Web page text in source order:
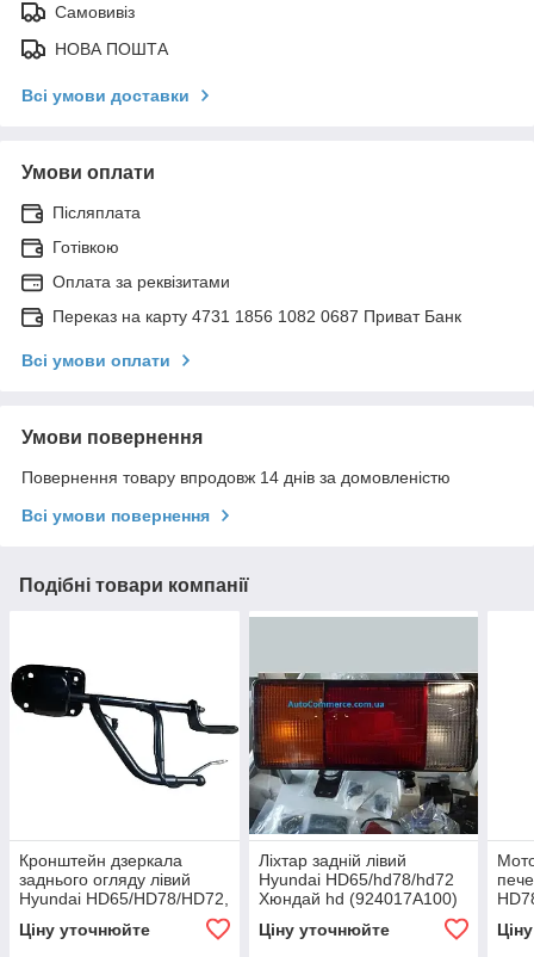
Самовивіз
НОВА ПОШТА
Всі умови доставки
Умови оплати
Післяплата
Готівкою
Оплата за реквізитами
Переказ на карту 4731 1856 1082 0687 Приват Банк
Всі умови оплати
Умови повернення
Повернення товару впродовж 14 днів за домовленістю
Всі умови повернення
Подібні товари компанії
Кронштейн дзеркала
заднього огляду лівий
Hyundai HD65/HD78/HD72,
Хюндай hd 876295H302
Ціну уточнюйте
Ліхтар задній лівий
Hyundai HD65/hd78/hd72
Хюндай hd (924017A100)
Ціну уточнюйте